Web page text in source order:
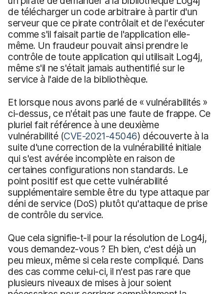
de télécharger un code arbitraire à partir d'un
serveur que ce pirate contrôlait et de l'exécuter
comme s'il faisait partie de l'application elle-
même. Un fraudeur pouvait ainsi prendre le
contrôle de toute application qui utilisait Log4j,
même s'il ne s'était jamais authentifié sur le
service à l'aide de la bibliothèque.
Et lorsque nous avons parlé de « vulnérabilités »
ci-dessus, ce n'était pas une faute de frappe. Ce
pluriel fait référence à une deuxième
vulnérabilité (CVE-2021-45046) découverte à la
suite d'une correction de la vulnérabilité initiale
qui s'est avérée incomplète en raison de
certaines configurations non standards. Le
point positif est que cette vulnérabilité
supplémentaire semble être du type attaque par
déni de service (DoS) plutôt qu'attaque de prise
de contrôle du service.
Que cela signifie-t-il pour la résolution de Log4j,
vous demandez-vous ? Eh bien, c'est déjà un
peu mieux, même si cela reste compliqué. Dans
des cas comme celui-ci, il n'est pas rare que
plusieurs niveaux de mises à jour soient